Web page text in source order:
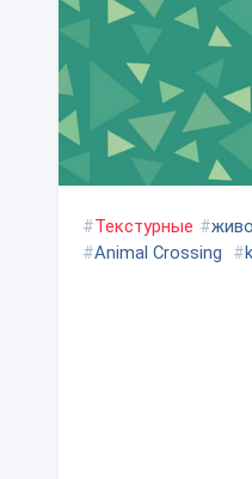
#Текстурные #
#Animal Crossing #